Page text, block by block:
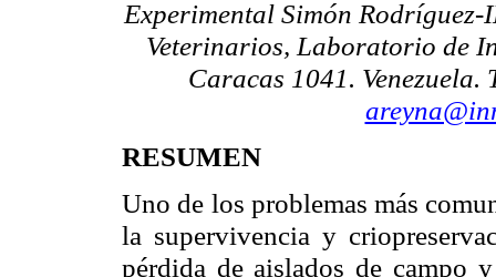
Experimental Simón
Veterinarios, Laboratorio de
Caracas 1041. Venezuela.
RESUMEN
Uno de los problemas más
la supervivencia y
pérdida de aislados de campo